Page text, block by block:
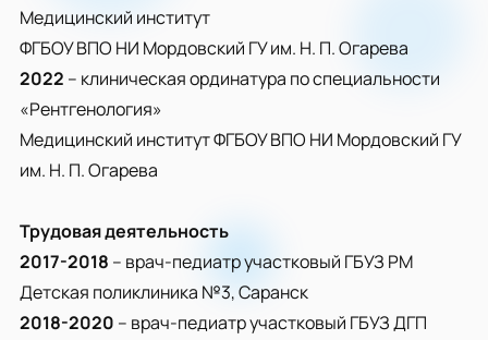
Медицинский институт
ФГБОУ ВПО НИ Мордовский ГУ им. Н. П. Огарева
2022 – клиническая ординатура по специальности
«Рентгенология»
Медицинский институт ФГБОУ ВПО НИ Мордовский ГУ
им. Н. П. Огарева
Трудовая деятельность
2017-2018 – врач-педиатр участковый ГБУЗ РМ
Детская поликлиника №3, Саранск
2018-2020 – врач-педиатр участковый ГБУЗ ДГП